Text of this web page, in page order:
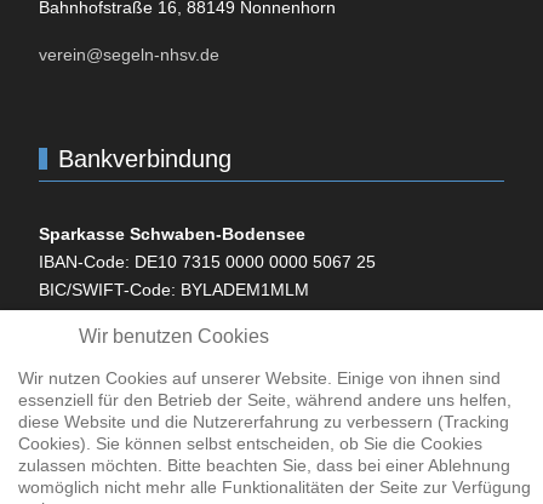
Bahnhofstraße 16, 88149 Non­nen­horn
verein@segeln-nhsv.de
Bankverbindung
Sparkasse Schwaben-Bodensee
IBAN-Code: DE10 7315 0000 0000 5067 25
BIC/SWIFT-Code: BYLADEM1MLM
Bodensee­bank
BIC/SWIFT-Code:GENODEF1LBB
Impressum IHaftungI Datenschutz
Wir benutzen Cookies
Wir nutzen Cookies auf unserer Website. Einige von ihnen sind
essenziell für den Betrieb der Seite, während andere uns helfen,
diese Website und die Nutzererfahrung zu verbessern (Tracking
Cookies). Sie können selbst entscheiden, ob Sie die Cookies
zulassen möchten. Bitte beachten Sie, dass bei einer Ablehnung
womöglich nicht mehr alle Funktionalitäten der Seite zur Verfügung